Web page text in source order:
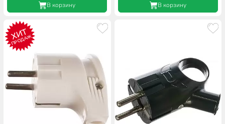
В корзину В корзину
ХИТ
ПРОДАЖ